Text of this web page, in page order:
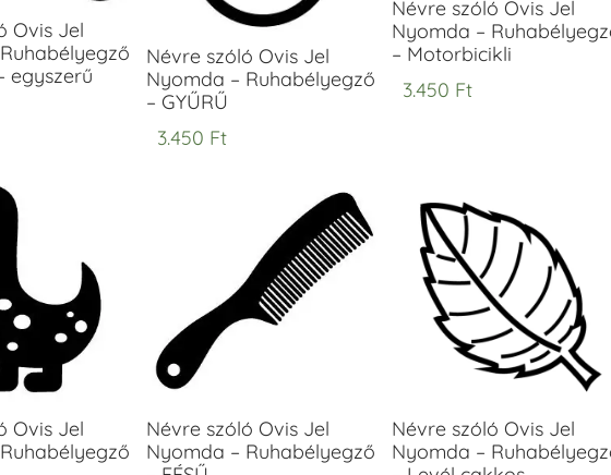
Ovis Jel
egyszerű
Névre szóló Ovis Jel
Nyomda – Ruhabélyegző
– GYŰRŰ
3.450 Ft
Névre szóló Ovis Jel
Nyomda –
– Motorbicikli
3.450 Ft
Ovis Jel
Névre szóló Ovis Jel
Nyomda – Ruhabélyegző
Névre szóló Ovis Jel
Nyomda –